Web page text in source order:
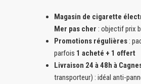
Magasin de cigarette
Mer pas cher : objectif prix
Promotions régulières:
parfois 1 acheté + 1 offert
Livraison 24 à 48h à
transporteur) : idéal anti-